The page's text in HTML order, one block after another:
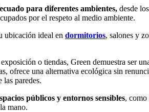
para diferentes ambientes, desde
por el respeto al medio ambiente.
ubicación ideal en dormitorios, salones y
o tiendas, Green demuestra ser
ofrece una alternativa ecológica sin
las paredes.
públicos y entornos sensibles, como
mano.